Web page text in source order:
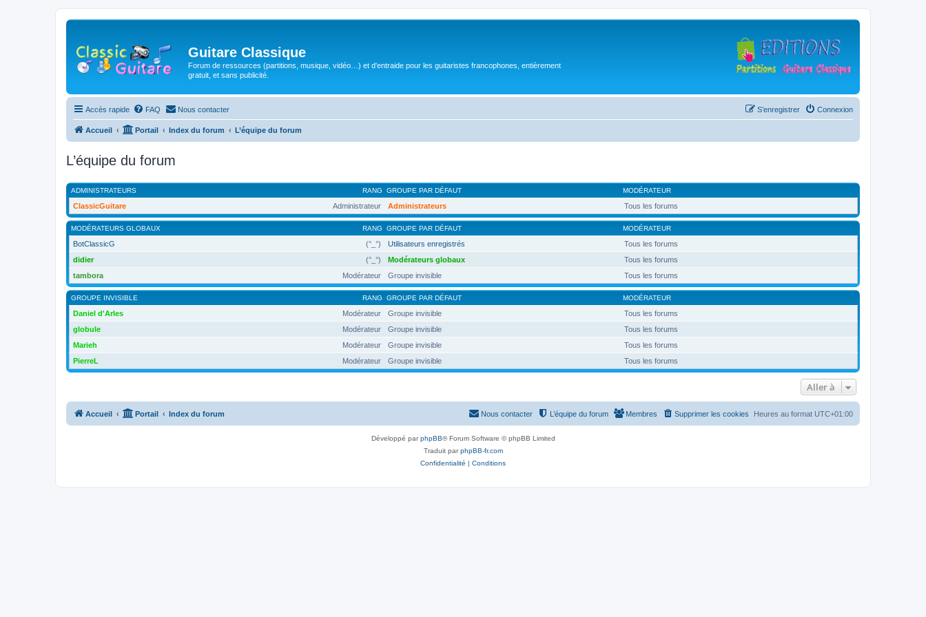
Guitare Classique
Forum de ressources (partitions, musique, vidéo…) et d'entraide pour les guitaristes francophones, entièrement
gratuit, et sans publicité.
Accès rapide FAQ Nous contacter Connexion
S’enregistrer
Accueil Portail Index du forum L’équipe du forum
L’équipe du forum
RANG
ADMINISTRATEURS GROUPE PAR DÉFAUT MODÉRATEUR
Administrateur
ClassicGuitare Administrateurs Tous les forums
RANG
MODÉRATEURS GLOBAUX GROUPE PAR DÉFAUT MODÉRATEUR
(°_°)
BotClassicG Utilisateurs enregistrés
Tous les forums
(°_°)
didier Modérateurs globaux
Tous les forums
Modérateur
tambora Groupe invisible Tous les forums
RANG
GROUPE INVISIBLE GROUPE PAR DÉFAUT MODÉRATEUR
Modérateur
Daniel d'Arles Groupe invisible
Tous les forums
Modérateur
globule Groupe invisible
Tous les forums
Modérateur
Marieh Groupe invisible
Tous les forums
Modérateur
PierreL Groupe invisible Tous les forums
Aller à
Accueil Portail Index du forum Heures au format UTC+01:00
Supprimer les cookies
Membres
L’équipe du forum
Nous contacter
Développé parphpBB® Forum Software © phpBB Limited
Traduit parphpBB-fr.com
Confidentialité | Conditions